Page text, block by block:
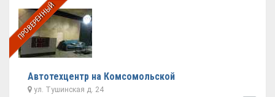
ПРОВЕРЕННЫЙ
Автотехцентр на Комсомольской
ул. Тушинская д. 24